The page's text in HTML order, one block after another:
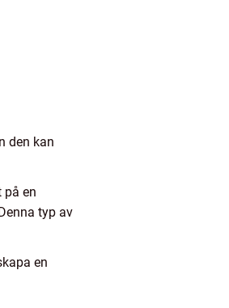
den kan
på en
typ av
en